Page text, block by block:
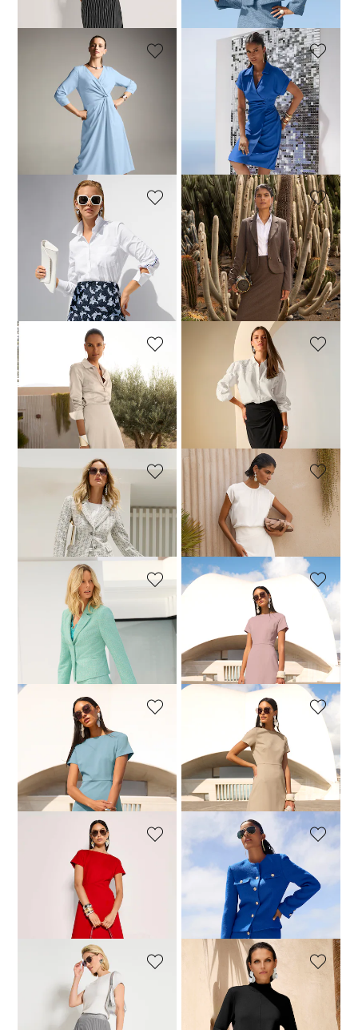
30-Tage-Bestpreis**: 69,95 € 30-Tage-Bestpreis**: 99,95 €
MADELEINE
Elegantes Kleid in Wickeloptik
249,95 €
30-Tage-Bestpreis**: 109,95 €
MADELEINE
Kleid in Wickel-Optik
139,95 €
30-Tage-Bestpreis**: 139,95 €
MADELEINE
Eleganter Spitzenrock
89,95 €
179,95 €
30-Tage-Bestpreis**: 159,95 €
MADELEINE
Langer Jerseyrock zum Schlüpfen
79,95 € 149,95 €
30-Tage-Bestpreis**: 99,95 € (-20%)
MADELEINE
Eleganter Satinrock in Midi-Länge
69,95 €129,95 €
+1 Farbe
30-Tage-Bestpreis**: 89,95 € (-22%)
MADELEINE
129,95 €
30-Tage-Bestpreis**: 99,95 €
MADELEINE
Bleistiftrock aus Tweed-Bouclé mit Pailletten
109,95 €149,95 €
MADELEINE
Schlanker Rock mit rückseitigem Reißverschluss
79,00 €
99,95 €
MADELEINE
Bleistiftrock in Tweed-Optik mit Pailletten
119,95 €
30-Tage-Bestpreis**: 84,95 €
129,00 €189,95 €
30-Tage-Bestpreis**: 139,00 € (-7%)
MADELEINE
129,00 €189,95 €
30-Tage-Bestpreis**: 139,00 € (-7%)
MADELEINE
Etuikleid mit U-Bootausschnitt und kurzen Ärmeln
129,00 €189,95 €
30-Tage-Bestpreis**: 139,00 € (-7%)
MADELEINE
MADELEINE
99,95 €
149,95 €
30-Tage-Bestpreis**: 109,95 €
MADELEINE
Faltenrock zum Schlüpfen
169,95 €
MADELEINE
Stehkragen-Kleid in H-Linie
189,95 €